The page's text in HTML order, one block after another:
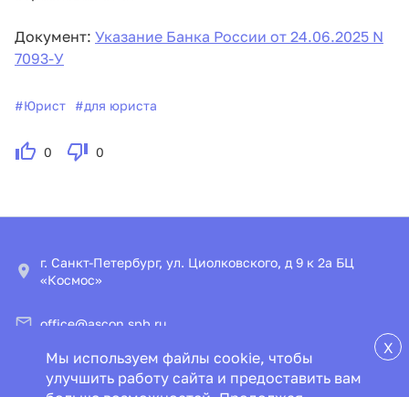
Документ: Указание Банка России от 24.06.2025 N
7093-У
#Юрист #для юриста
0 0
X
Мы используем файлы cookie, чтобы
улучшить работу сайта и предоставить вам
г. Санкт-Петербург, ул. Циолковского, д 9 к 2а БЦ
«Космос»
office@ascon.spb.ru
© ООО «ИПЦ «Консультант+Аскон»